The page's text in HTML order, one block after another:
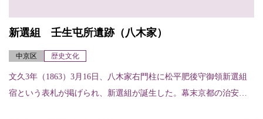
新選組 壬生屯所遺跡（八木家）
中京区 歴史文化
文久3年（1863）3月16日、八木家右門柱に松平肥後守御領新選組
宿という表札が掲げられ、新選組が誕生した。幕末京都の治安を